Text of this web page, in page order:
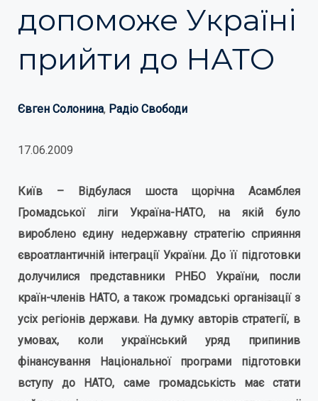
допоможе Україні
прийти до НАТО
Євген Солонина, Радіо Свободи
17.06.2009
Київ – Відбулася шоста щорічна Асамблея
Громадської ліги Україна-НАТО, на якій було
вироблено єдину недержавну стратегію сприяння
євроатлантичній інтеграції України. До її підготовки
долучилися представники РНБО України, посли
країн-членів НАТО, а також громадські організації з
усіх регіонів держави. На думку авторів стратегії, в
умовах, коли український уряд припинив
фінансування Національної програми підготовки
вступу до НАТО, саме громадськість має стати